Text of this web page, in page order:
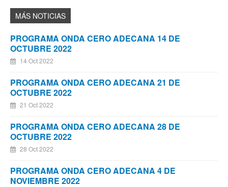
PROGRAMA ONDA CERO ADECANA 14 DE
OCTUBRE 2022
14 Oct 2022
PROGRAMA ONDA CERO ADECANA 21 DE
OCTUBRE 2022
21 Oct 2022
PROGRAMA ONDA CERO ADECANA 28 DE
OCTUBRE 2022
28 Oct 2022
PROGRAMA ONDA CERO ADECANA 4 DE
NOVIEMBRE 2022